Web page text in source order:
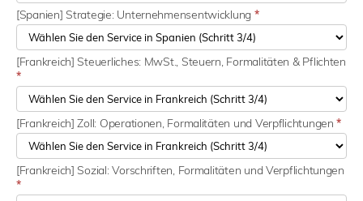
[Spanien] Strategie: Unternehmensentwicklung *
[Frankreich] Steuerliches: MwSt., Steuern, Formalitäten & Pflichten
*
[Frankreich] Zoll: Operationen, Formalitäten und Verpflichtungen*
[Frankreich] Sozial: Vorschriften, Formalitäten und Verpflichtungen
*